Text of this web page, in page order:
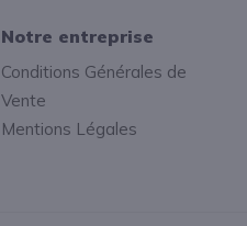
Notre entreprise
Conditions Générales de
Vente
Mentions Légales